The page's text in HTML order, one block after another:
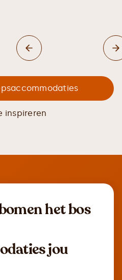
inspireren
het bos
jou